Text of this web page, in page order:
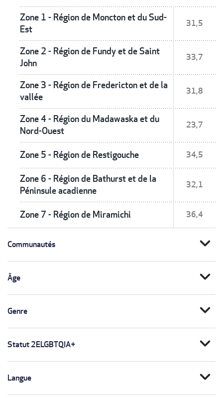
Zone 1 - Région de Moncton et du Sud-
Est
31,5
Zone 2 - Région de Fundy et de Saint
John
33,7
Zone 3 - Région de Fredericton et de la
vallée
31,8
Zone 4 - Région du Madawaska et du
Nord-Ouest
23,7
Zone 5 - Région de Restigouche 34,5
Zone 6 - Région de Bathurst et de la
Péninsule acadienne
32,1
Zone 7 - Région de Miramichi 36,4
Communautés expand_more
Âge expand_more
Genre expand_more
Statut 2ELGBTQIA+ expand_more
Langue expand_more